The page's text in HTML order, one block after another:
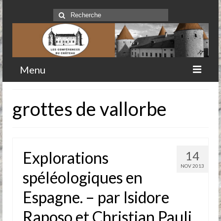
Rechercher
:
Menu
Qui sommes-nous
Comité
Clubs-service
Conférences
Prochaines conférences
grottes de vallorbe
14
NOV 2013
Explorations
spéléologiques en
Espagne. – par Isidore
Raposo et Christian Pauli